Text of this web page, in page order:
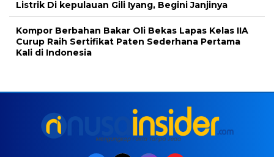
Listrik Di kepulauan Gili Iyang, Begini Janjinya
Kompor Berbahan Bakar Oli Bekas Lapas Kelas IIA
Curup Raih Sertifikat Paten Sederhana Pertama
Kali di Indonesia